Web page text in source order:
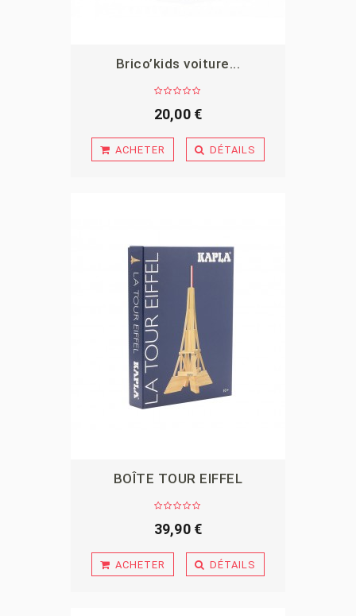
APERÇU
Brico’kids voiture...
20,00 €
ACHETER DÉTAILS
APERÇU
BOÎTE TOUR EIFFEL
39,90 €
ACHETER DÉTAILS